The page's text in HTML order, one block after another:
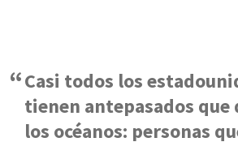
Casi todos los
tienen antepasados que
los océanos: personas